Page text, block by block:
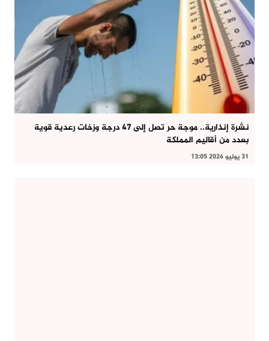
نشرة إنذارية.. موجة حر تصل إلى 47 درجة وزخات رعدية قوية
بعدد من أقاليم المملكة
31 يوليو 2026 13:05